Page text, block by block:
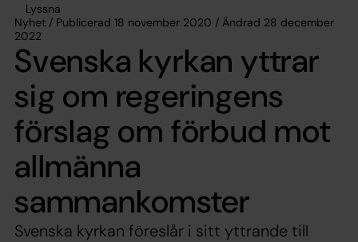
Lyssna
Nyhet / Publicerad 18 november 2020 / Ändrad 28 december
2022
Svenska kyrkan yttrar
sig om regeringens
förslag om förbud mot
allmänna
sammankomster
Svenska kyrkan föreslår i sitt yttrande till